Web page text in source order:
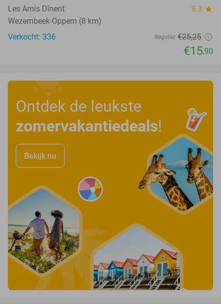
Les Amis Dînent 9.3 star
Wezembeek-Oppem (8 km)
Verkocht: 336
Regulier €25,25
€15,90
Ontdek de leukste
zomervakantiedeals!
Bekijk nu